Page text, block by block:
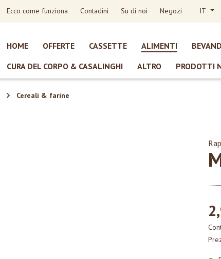
Ecco come funziona Contadini Su di noi Negozi IT
HOME OFFERTE CASSETTE ALIMENTI
CURA DEL CORPO & CASALINGHI
ALTRO PRODOTTI
Cereali & farine